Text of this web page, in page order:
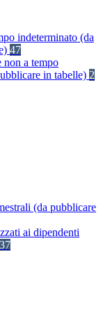
indeterminato (da
47
non a tempo
in tabelle) 2
(da pubblicare
ai dipendenti
37